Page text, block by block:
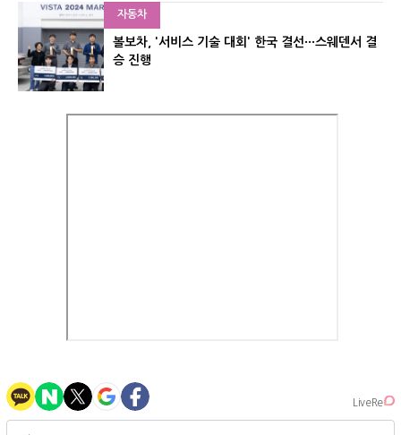
자동차
볼보차, '서비스 기술 대회' 한국 결선···스웨덴서 결
승 진행